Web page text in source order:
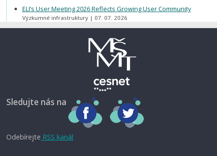
ELI’s User Meeting 2026 Reflects Growing User Community
Výzkumné infrastruktury 07. 07. 2026
Sledujte nás na
Odebírejte RSS kanál